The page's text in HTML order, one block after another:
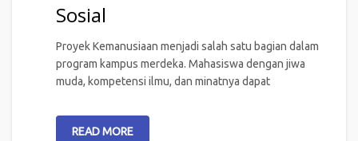
Sosial
Proyek Kemanusiaan menjadi salah satu bagian dalam
program kampus merdeka. Mahasiswa dengan jiwa
muda, kompetensi ilmu, dan minatnya dapat
READ MORE